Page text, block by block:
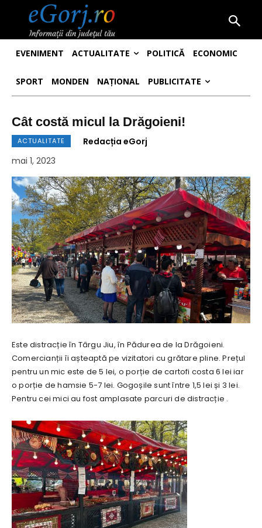
EVENIMENT ACTUALITATE POLITICĂ ECONOMIC
SPORT MONDEN NAȚIONAL PUBLICITATE
Cât costă micul la Drăgoieni!
ACTUALITATE
Redacția eGorj
mai 1, 2023
Este distracție în Târgu Jiu, în Pădurea de la Drăgoieni.
Comercianții îi așteaptă pe vizitatori cu grătare pline. Prețul
pentru un mic este de 5 lei, o porție de cartofi costa 6 lei iar
o porție de hamsie 5-7 lei. Gogoșile sunt între 1,5 lei și 3 lei.
Pentru cei mici au fost amplasate parcuri de distracție .